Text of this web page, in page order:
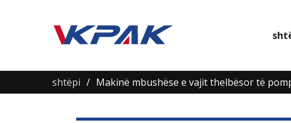
shtëpi Makinë mbushëse e vajit thelbësor të